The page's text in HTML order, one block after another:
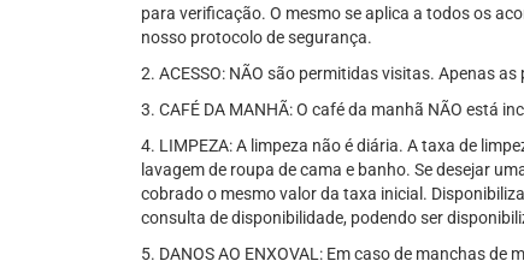
para verificação. O mesmo se aplica a todos os
nosso protocolo de segurança.
2. ACESSO: NÃO são permitidas visitas. Apenas
3. CAFÉ DA MANHÃ: O café da manhã NÃO está
4. LIMPEZA: A limpeza não é diária. A taxa de
lavagem de roupa de cama e banho. Se desejar
cobrado o mesmo valor da taxa inicial.
consulta de disponibilidade, podendo ser
5. DANOS AO ENXOVAL: Em caso de manchas